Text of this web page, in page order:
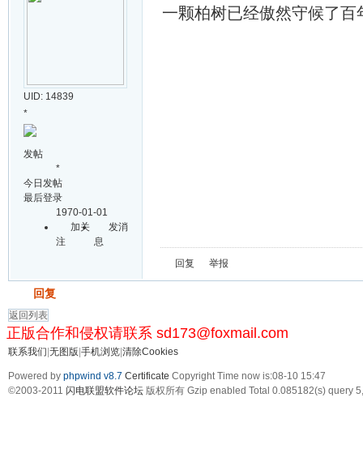
UID: 14839
*
发帖
*
今日发帖
最后登录
1970-01-01
加关
注
发消
息
一颗柏树已经傲然守候了百
回复 举报
回复
返回列表
正版合作和侵权请联系 sd173@foxmail.com
联系我们 无图版 手机浏览 清除Cookies
Powered by phpwind v8.7 Certificate Copyright Time now is:08-10 15:47
©2003-2011 闪电联盟软件论坛 版权所有 Gzip enabled Total 0.085182(s) query 5,